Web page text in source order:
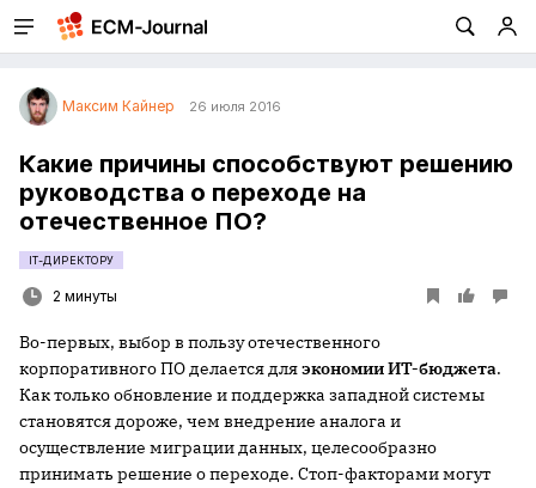
Максим Кайнер 26 июля 2016
Какие причины способствуют решению
руководства о переходе на
отечественное ПО?
IT-ДИРЕКТОРУ
2 минуты
Во-первых, выбор в пользу отечественного
корпоративного ПО делается дляэкономии ИТ-бюджета.
Как только обновление и поддержка западной системы
становятся дороже, чем внедрение аналога и
осуществление миграции данных, целесообразно
принимать решение о переходе. Стоп-факторами могут